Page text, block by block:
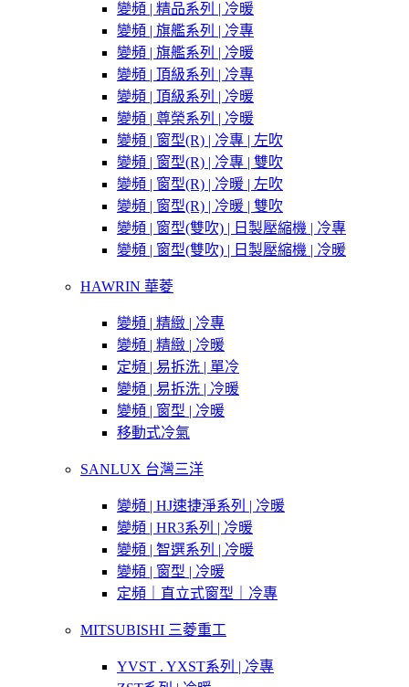
變頻 | 精品系列 | 冷暖
變頻 | 旗艦系列 | 冷專
變頻 | 旗艦系列 | 冷暖
變頻 | 頂級系列 | 冷專
變頻 | 頂級系列 | 冷暖
變頻 | 尊榮系列 | 冷暖
變頻 | 窗型(R) | 冷專 | 左吹
變頻 | 窗型(R) | 冷專 | 雙吹
變頻 | 窗型(R) | 冷暖 | 左吹
變頻 | 窗型(R) | 冷暖 | 雙吹
變頻 | 窗型(雙吹) | 日製壓縮機 | 冷專
變頻 | 窗型(雙吹) | 日製壓縮機 | 冷暖
HAWRIN 華菱
變頻 | 精緻 | 冷專
變頻 | 精緻 | 冷暖
定頻 | 易拆洗 | 單冷
變頻 | 易拆洗 | 冷暖
變頻 | 窗型 | 冷暖
移動式冷氣
SANLUX 台灣三洋
變頻 | HJ速捷淨系列 | 冷暖
變頻 | HR3系列 | 冷暖
變頻 | 智選系列 | 冷暖
變頻 | 窗型 | 冷暖
定頻｜直立式窗型｜冷專
MITSUBISHI 三菱重工
YVST . YXST系列 | 冷專